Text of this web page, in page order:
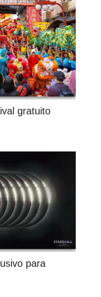
gratuito
para